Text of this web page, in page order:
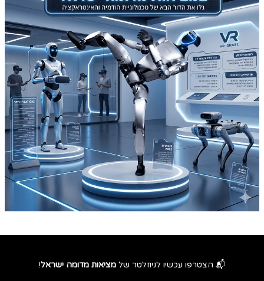
📬 הצטרפו עכשיו לניוזלטר של מציאות מדומה ישראל!